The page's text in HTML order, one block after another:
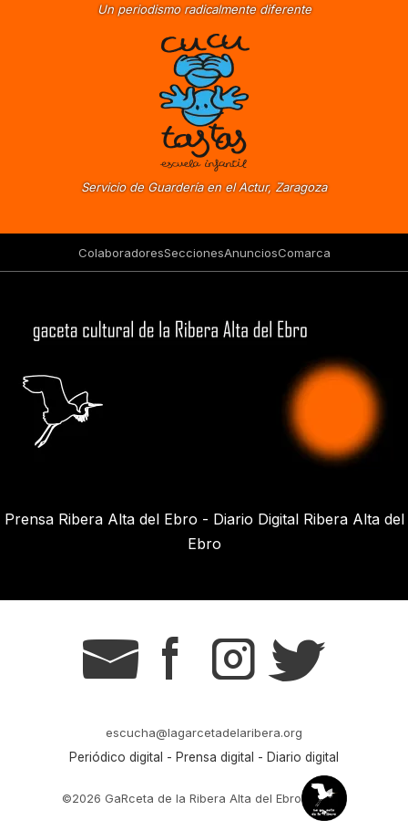
Un periodismo radicalmente diferente
Servicio de Guardería en el Actur, Zaragoza
ColaboradoresSeccionesAnunciosComarca
Prensa Ribera Alta del Ebro - Diario Digital Ribera Alta del
Ebro
g s t r
escucha@lagarcetadelaribera.org
Periódico digital - Prensa digital - Diario digital
©2026 GaRceta de la Ribera Alta del Ebro